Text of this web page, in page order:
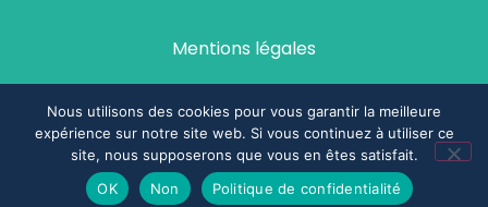
Mentions légales
Design & développement : agence Demi-Sel
Espace commercial
Nous utilisons des cookies pour vous garantir la meilleure
expérience sur notre site web. Si vous continuez à utiliser ce
site, nous supposerons que vous en êtes satisfait.
OK
Non Politique de confidentialité